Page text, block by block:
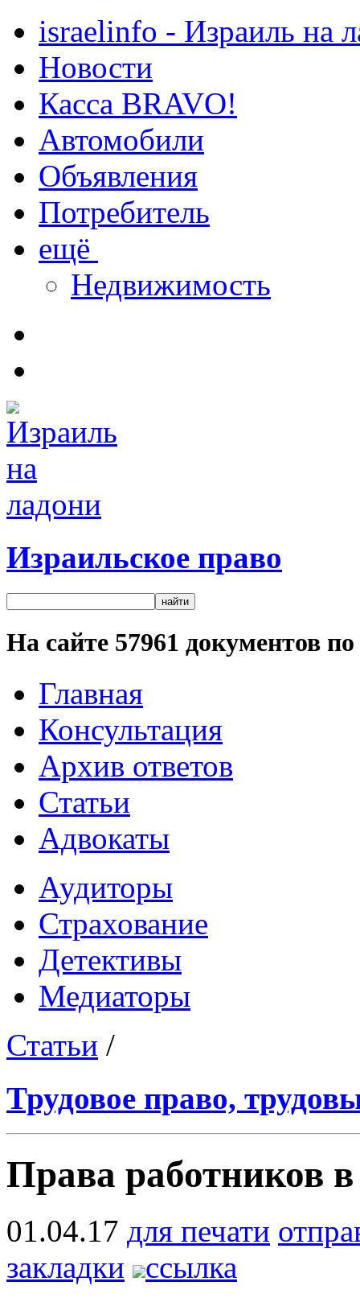
israelinfo - Израиль на
Новости
Касса BRAVO!
Автомобили
Объявления
Потребитель
ещё
Недвижимость
Израильское право
На сайте 57961 документов
Главная
Консультация
Архив ответов
Статьи
Адвокаты
Аудиторы
Страхование
Детективы
Медиаторы
Статьи /
Трудовое право,
Права работников
01.04.17 для печати
закладки
ссылка